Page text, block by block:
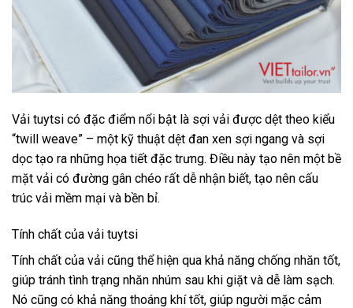
Vải tuytsi có đặc điểm nổi bật là sợi vải được dệt theo kiểu
“twill weave” – một kỹ thuật dệt đan xen sợi ngang và sợi
dọc tạo ra những họa tiết đặc trưng. Điều này tạo nên một bề
mặt vải có đường gân chéo rất dễ nhận biết, tạo nên cấu
trúc vải mềm mại và bền bỉ.
Tính chất của vải tuytsi
Tính chất của vải cũng thể hiện qua khả năng chống nhăn tốt,
giúp tránh tình trạng nhăn nhúm sau khi giặt và dễ làm sạch.
Nó cũng có khả năng thoáng khí tốt, giúp người mặc cảm